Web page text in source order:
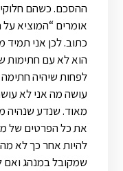
ההסכם. כשהם
אומרים “המוציא על
כתוב. לכן אני
הוא לא עם חתימות
לפחות שיהיה
עושה מה אני לא
מאוד. שנדע שנהיה
את כל הפרטים של מה
להיות אחר כך לא
שמקובל במנהג ואם